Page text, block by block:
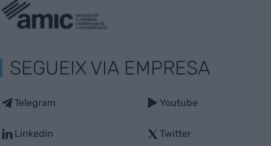
SEGUEIX VIA EMPRESA
Telegram
Linkedin
Youtube
Twitter